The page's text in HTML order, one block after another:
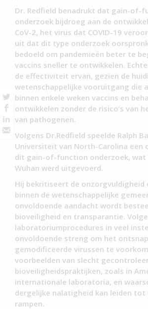
Dr. Redfield benadrukt dat gain-of-
onderzoek bijdroeg aan de
CoV-2, het virus dat COVID-19
uit dat dit type onderzoek
bedoeld om pandemieën beter te
vaccins sneller te ontwikkelen.
de effectiviteit ervan, gezien de
wetenschappelijke vooruitgang die
binnen enkele weken vaccins en
ontwikkelen zonder de risico’s van
van pathogenen.
Volgens Dr.Redfield speelde Ralph
Universiteit van North-Carolina een
dit gain-of-function onderzoek, wat
Wuhan werd uitgevoerd.
Hij bekritiseert de onzorgvuldigheid
binnen de wetenschappelijke
onvoldoende aandacht wordt
bioveiligheid en transparantie.
laboratoriumprocedures in veel
onvoldoende streng om het
gemodificeerde virussen te
voorbeelden van slecht
bioveiligheidspraktijken, zoals in
internationale laboratoria, en
dergelijke nalatigheid kan leiden tot
rampen.